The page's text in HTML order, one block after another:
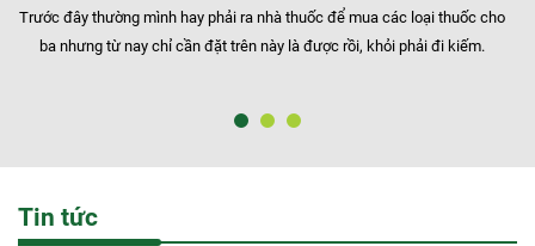
Trước đây thường mình hay phải ra nhà thuốc để mua các loại thuốc cho
ba nhưng từ nay chỉ cần đặt trên này là được rồi, khỏi phải đi kiếm.
Tin tức